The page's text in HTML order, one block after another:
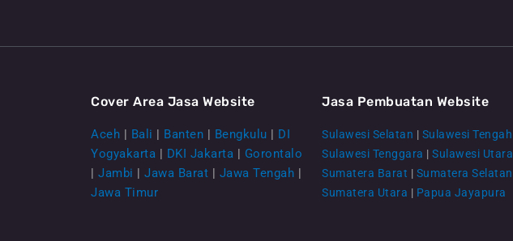
Cover Area Jasa Website
Aceh | Bali | Banten | Bengkulu | DI
Yogyakarta | DKI Jakarta | Gorontalo
| Jambi | Jawa Barat | Jawa Tengah |
Jawa Timur
Jasa Pembuatan Website
Sulawesi Selatan | Sulawesi Tengah
Sulawesi Tenggara | Sulawesi Utara
Sumatera Barat | Sumatera Selatan
Sumatera Utara | Papua Jayapura